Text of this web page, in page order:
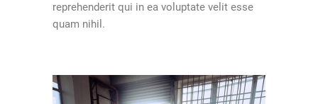
reprehenderit qui in ea voluptate velit esse
quam nihil.